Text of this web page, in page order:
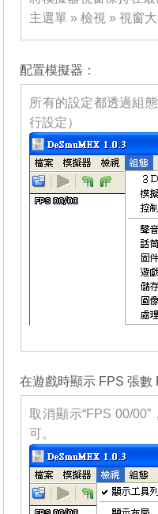
主選單 » 檢視 » 視窗
配置模擬器：
所有的設定都透過組
行設定）
在遊戲時顯示 FPS 張數
取消顯示“FPS 00/
可。